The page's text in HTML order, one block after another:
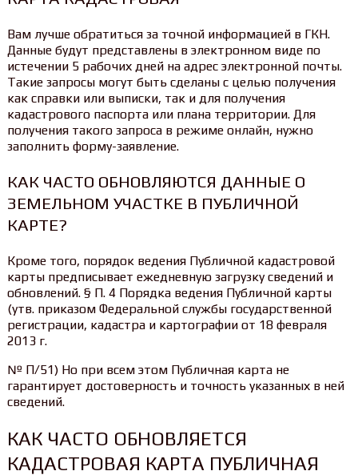
Вам лучше обратиться за точной информацией в ГКН.
Данные будут представлены в электронном виде по
истечении 5 рабочих дней на адрес электронной почты.
Такие запросы могут быть сделаны с целью получения
как справки или выписки, так и для получения
кадастрового паспорта или плана территории. Для
получения такого запроса в режиме онлайн, нужно
заполнить форму-заявление.
КАК ЧАСТО ОБНОВЛЯЮТСЯ ДАННЫЕ О
ЗЕМЕЛЬНОМ УЧАСТКЕ В ПУБЛИЧНОЙ
КАРТЕ?
Кроме того, порядок ведения Публичной кадастровой
карты предписывает ежедневную загрузку сведений и
обновлений. § П. 4 Порядка ведения Публичной карты
(утв. приказом Федеральной службы государственной
регистрации, кадастра и картографии от 18 февраля
2013 г.
№ П/51) Но при всем этом Публичная карта не
гарантирует достоверность и точность указанных в ней
сведений.
КАК ЧАСТО ОБНОВЛЯЕТСЯ
КАДАСТРОВАЯ КАРТА ПУБЛИЧНАЯ